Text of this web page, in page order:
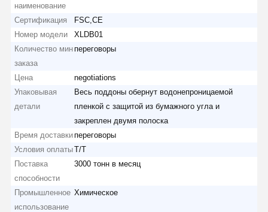
наименование
Сертификация
FSC,CE
Номер модели
XLDB01
Количество мин
заказа
переговоры
Цена
negotiations
Упаковывая
детали
Весь поддоны обернут водонепроницаемой
пленкой с защитой из бумажного угла и
закреплен двумя полоска
Время доставки переговоры
Условия оплатыT/T
Поставка
способности
3000 тонн в месяц
Промышленное
использование
Химическое